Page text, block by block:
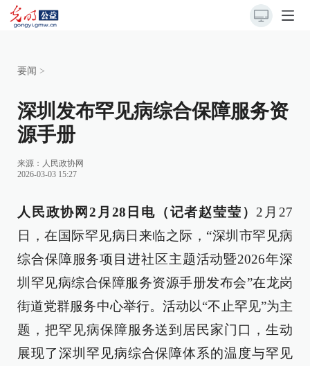
要闻 >
深圳发布罕见病综合保障服务资
源手册
来源： 人民政协网
2026-03-03 15:27
人民政协网2月28日电（记者赵莹莹） 2月27
日，在国际罕见病日来临之际，“深圳市罕见病
综合保障服务项目进社区主题活动暨2026年深
圳罕见病综合保障服务资源手册发布会”在龙岗
街道党群服务中心举行。活动以“不止罕见”为主
题，把罕见病保障服务送到居民家门口，生动
展现了深圳罕见病综合保障体系的温度与罕见